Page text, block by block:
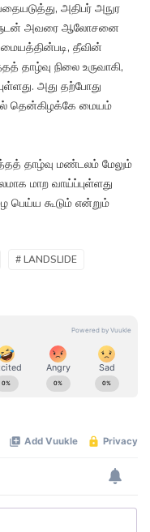
அதிபர் அநுர
அவரை ஆலோசனை
தீவின்
தாழ்வு நிலை உருவாகி,
அது தற்போது
தென்கிழக்கே மையம்
தாழ்வு மண்டலம் மேலும்
மாற வாய்ப்புள்ளது
பெய்ய கூடும் என்றும்
# LANDSLIDE